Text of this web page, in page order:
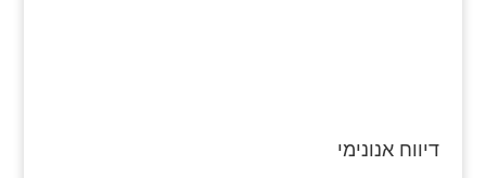
דיווח אנונימי